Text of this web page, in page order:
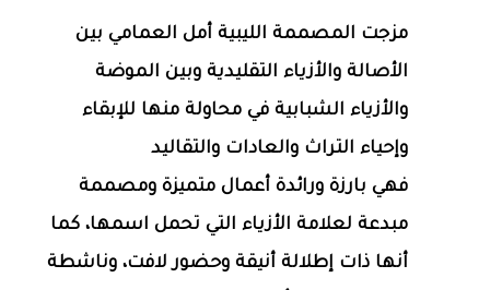
مزجت المصممة الليبية أمل العمامي بين
الأصالة والأزياء التقليدية وبين الموضة
والأزياء الشبابية في محاولة منها للإبقاء
وإحياء التراث والعادات والتقاليد
فهي بارزة ورائدة أعمال متميزة ومصممة
مبدعة لعلامة الأزياء التي تحمل اسمها، كما
أنها ذات إطلالة أنيقة وحضور لافت، وناشطة